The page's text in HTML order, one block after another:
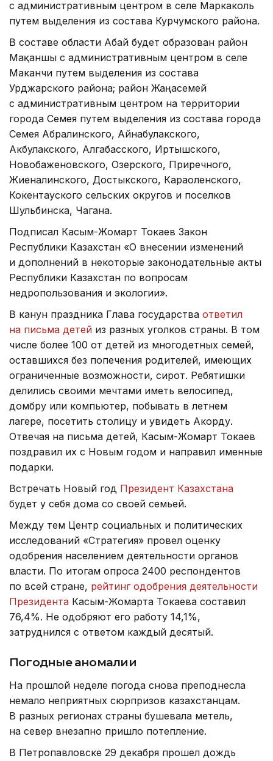
с административным центром в селе Маркаколь
путем выделения из состава Курчумского района.
В составе области Абай будет образован район
Мақаншы с административным центром в селе
Маканчи путем выделения из состава
Урджарского района; район Жаңасемей
с административным центром на территории
города Семея путем выделения из состава города
Семея Абралинского, Айнабулакского,
Акбулакского, Алгабасского, Иртышского,
Новобаженовского, Озерского, Приречного,
Жиеналинского, Достыкского, Караоленского,
Кокентауского сельских округов и поселков
Шульбинска, Чагана.
Подписал Касым-Жомарт Токаев Закон
Республики Казахстан «О внесении изменений
и дополнений в некоторые законодательные акты
Республики Казахстан по вопросам
недропользования и экологии».
В канун праздника Глава государства ответил
на письма детей из разных уголков страны. В том
числе более 100 от детей из многодетных семей,
оставшихся без попечения родителей, имеющих
ограниченные возможности, сирот. Ребятишки
делились своими мечтами иметь велосипед,
домбру или компьютер, побывать в летнем
лагере, посетить столицу и увидеть Акорду.
Отвечая на письма детей, Касым-Жомарт Токаев
поздравил их с Новым годом и направил именные
подарки.
Встречать Новый год Президент Казахстана
будет у себя дома со своей семьей.
Между тем Центр социальных и политических
исследований «Стратегия» провел оценку
одобрения населением деятельности органов
власти. По итогам опроса 2400 респондентов
по всей стране, рейтинг одобрения деятельности
Президента Касым-Жомарта Токаева составил
76,4%. Не одобряют его работу 14,1%,
затруднился с ответом каждый десятый.
Погодные аномалии
На прошлой неделе погода снова преподнесла
немало неприятных сюрпризов казахстанцам.
В разных регионах страны бушевала метель,
на север внезапно пришло потепление.
В Петропавловске 29 декабря прошел дождь